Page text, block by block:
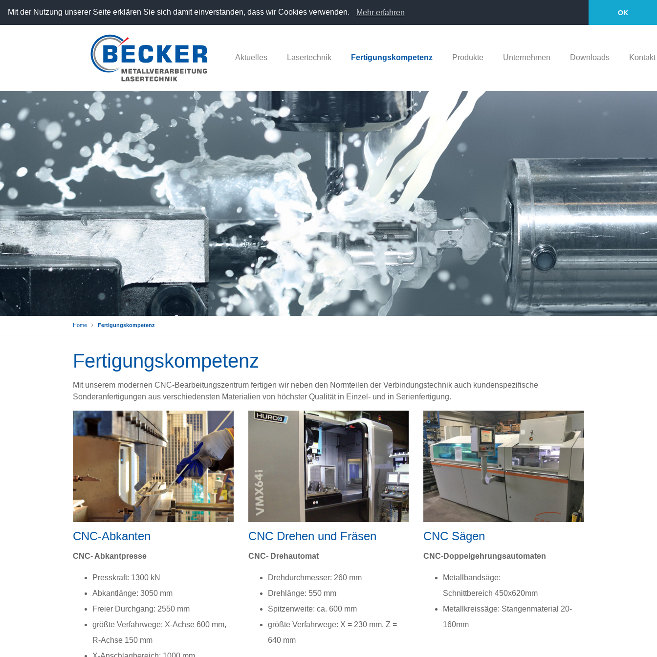
Mit der Nutzung unserer Seite erklären Sie sich damit einverstanden, dass wir Cookies verwenden. Mehr erfahren OK
Aktuelles Lasertechnik Fertigungskompetenz Produkte Unternehmen Downloads Kontakt
Home Fertigungskompetenz
Fertigungskompetenz
Mit unserem modernen CNC-Bearbeitungszentrum fertigen wir neben den Normteilen der Verbindungstechnik auch kundenspezifische
Sonderanfertigungen aus verschiedensten Materialien von höchster Qualität in Einzel- und in Serienfertigung.
CNC-Abkanten
CNC- Abkantpresse
Presskraft: 1300 kN
Abkantlänge: 3050 mm
Freier Durchgang: 2550 mm
größte Verfahrwege: X-Achse 600 mm,
R-Achse 150 mm
CNC Drehen und Fräsen
CNC- Drehautomat
Drehdurchmesser: 260 mm
Drehlänge: 550 mm
Spitzenweite: ca. 600 mm
größte Verfahrwege: X = 230 mm, Z =
640 mm
CNC Sägen
CNC-Doppelgehrungsautomaten
Metallbandsäge:
Schnittbereich 450x620mm
Metallkreissäge: Stangenmaterial 20-
160mm